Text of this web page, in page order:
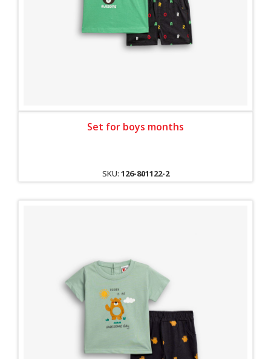
Set for boys months
SKU: 126-801122-2